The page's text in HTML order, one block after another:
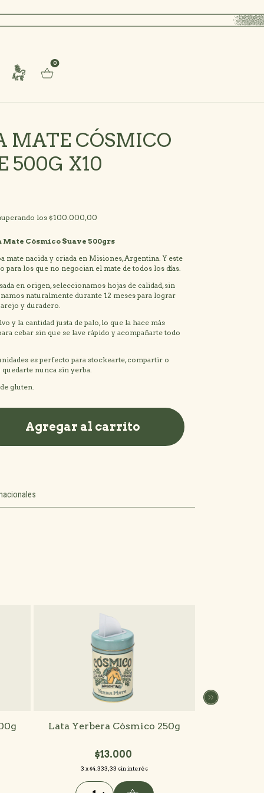
regalo! Superando los
0
MATE CÓSMICO
500G X10
los$100.000,00
Mate Cósmico Suave 500grs
mate nacida y criada en Misiones, Argentina. Y este
para los que no negocian el mate de todos los días.
en origen, seleccionamos hojas de calidad, sin
naturalmente durante 12 meses para lograr
y duradero.
y la cantidad justa de palo, lo que la hace más
cebar sin que se lave rápido y acompañarte todo
es perfecto para stockearte, compartir o
nunca sin yerba.
gluten.
Lata Yerbera Cósmico 250g
$13.000
3 x$4.333,33 sin interés